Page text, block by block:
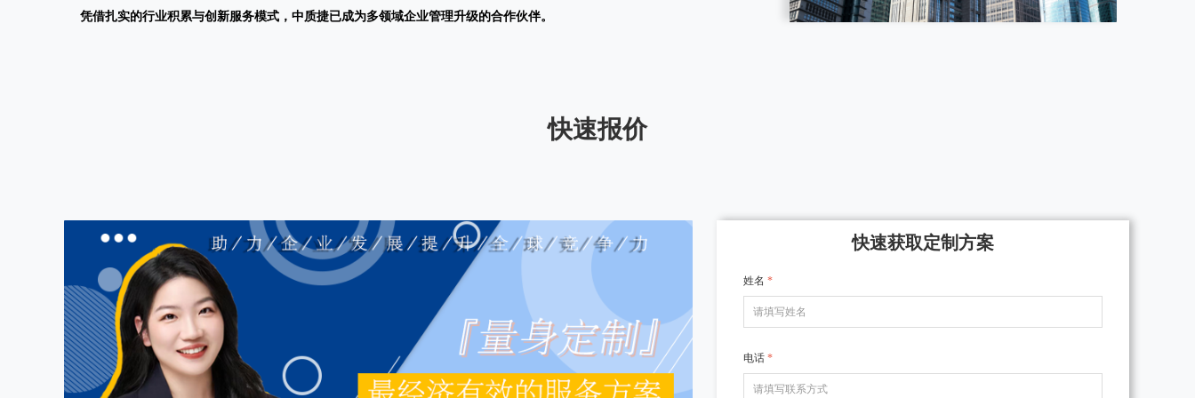
快速报价
快速获取定制方案
姓名 *
电话 *
凭借扎实的行业积累与创新服务模式，中质捷已成为多领域企业管理升级的合作伙伴。